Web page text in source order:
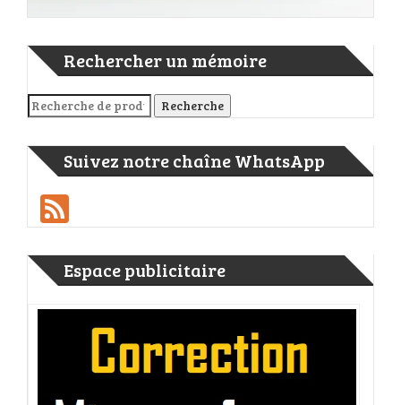
Rechercher un mémoire
Recherche pour : Recherche
Suivez notre chaîne WhatsApp
Espace publicitaire